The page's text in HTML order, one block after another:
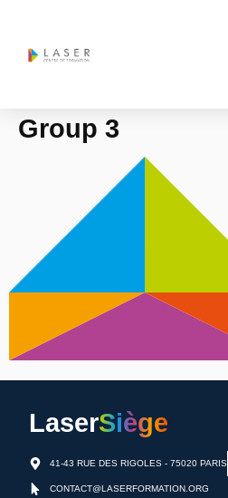
Group 3
LaserSiège
41-43 RUE DES RIGOLES - 75020 PARIS
CONTACT@LASERFORMATION.ORG